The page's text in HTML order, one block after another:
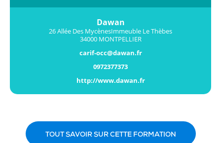
Dawan
26 Allée Des MycènesImmeuble Le Thèbes
34000 MONTPELLIER
carif-occ@dawan.fr
0972377373
http://www.dawan.fr
TOUT SAVOIR SUR CETTE FORMATION